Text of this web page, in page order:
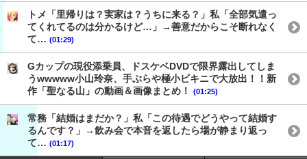
トメ「里帰りは？実家は？うちに来る？」私「全部気遣っ
てくれてるのは分かるけど…」→善意だからこそ断れなく
て… (01:29)
Gカップの現役添乗員、ドスケベDVDで限界露出してしま
うwwwww小山玲奈、手ぶらや極小ビキニで大放出！！新
作「聖なる山」の動画＆画像まとめ！
(01:25)
常務「結婚はまだか？」私「この待遇でどうやって結婚す
るんです？」→飲み会で本音を返したら場が静まり返っ
て… (01:17)